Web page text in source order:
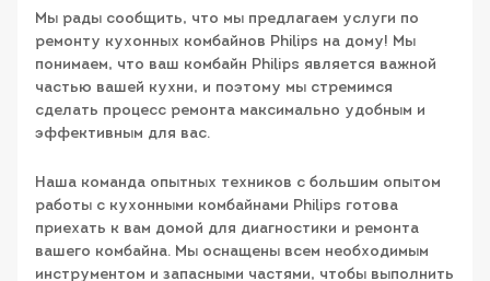
Мы рады сообщить, что мы предлагаем услуги по
ремонту кухонных комбайнов Philips на дому! Мы
понимаем, что ваш комбайн Philips является важной
частью вашей кухни, и поэтому мы стремимся
сделать процесс ремонта максимально удобным и
эффективным для вас.
Наша команда опытных техников с большим опытом
работы с кухонными комбайнами Philips готова
приехать к вам домой для диагностики и ремонта
вашего комбайна. Мы оснащены всем необходимым
инструментом и запасными частями, чтобы выполнить